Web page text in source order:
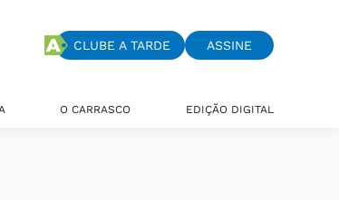
CLUBE A TARDE ASSINE
O CARRASCO EDIÇÃO DIGITAL